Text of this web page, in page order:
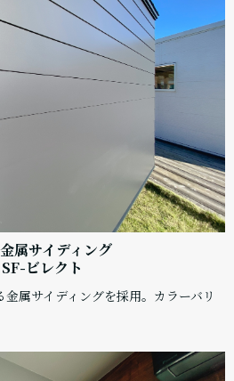
属サイディング
ビレクト
属サイディングを採用。カラーバリ